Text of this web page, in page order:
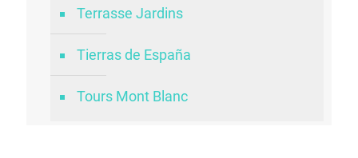
Terrasse Jardins
Tierras de España
Tours Mont Blanc